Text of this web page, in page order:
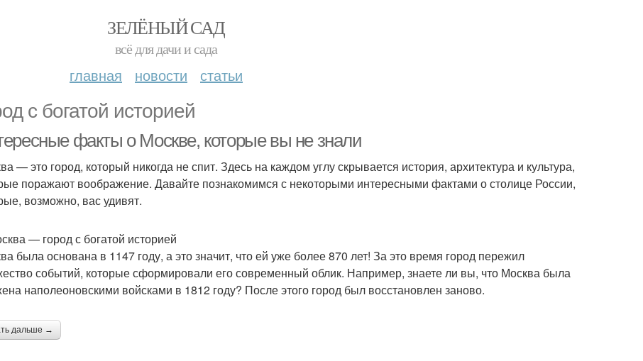
ЗЕЛЁНЫЙ САД
всё для дачи и сада
главная новости статьи
с богатой историей
факты о Москве, которые вы не знали
— это город, который никогда не спит. Здесь на каждом углу скрывается история, архитектура и культура,
поражают воображение. Давайте познакомимся с некоторыми интересными фактами о столице России,
возможно, вас удивят.
— город с богатой историей
была основана в 1147 году, а это значит, что ей уже более 870 лет! За это время город пережил
событий, которые сформировали его современный облик. Например, знаете ли вы, что Москва была
наполеоновскими войсками в 1812 году? После этого город был восстановлен заново.
дальше →